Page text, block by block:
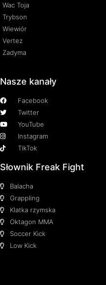
Wac Toja
Trybson
Wiewiór
Vertez
Zadyma
Nasze kanały
Facebook
Twitter
YouTube
Instagram
TikTok
Słownik Freak Fight
Balacha
Grappling
Klatka rzymska
Oktagon MMA
Soccer Kick
Low Kick